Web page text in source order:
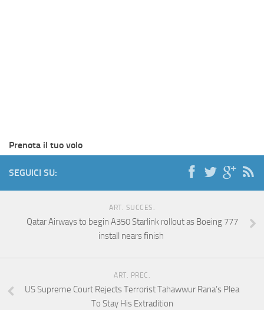
Prenota il tuo volo
SEGUICI SU:
ART. SUCCES.
Qatar Airways to begin A350 Starlink rollout as Boeing 777
install nears finish
ART. PREC.
US Supreme Court Rejects Terrorist Tahawwur Rana’s Plea
To Stay His Extradition